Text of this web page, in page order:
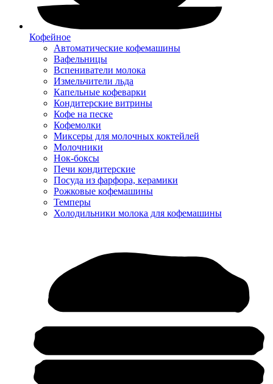
Кофейное
Автоматические кофемашины
Вафельницы
Вспениватели молока
Измельчители льда
Капельные кофеварки
Кондитерские витрины
Кофе на песке
Кофемолки
Миксеры для молочных коктейлей
Молочники
Нок-боксы
Печи кондитерские
Посуда из фарфора, керамики
Рожковые кофемашины
Темперы
Холодильники молока для кофемашины